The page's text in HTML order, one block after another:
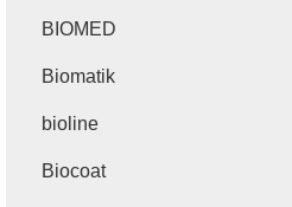
BIOMED
Biomatik
bioline
Biocoat